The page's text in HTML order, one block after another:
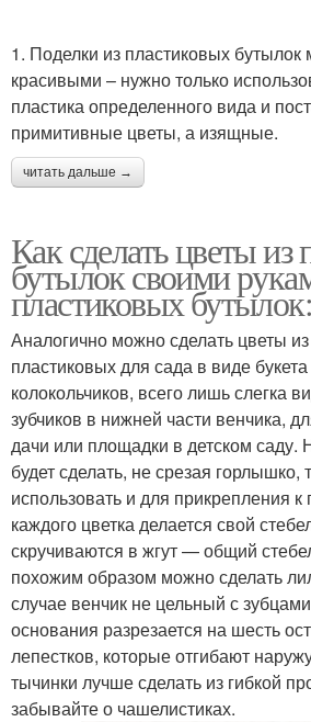
1. Поделки из пластиковых бутылок
красивыми – нужно только
пластика определенного вида и
примитивные цветы, а изящные.
читать дальше →
Как сделать цветы из
бутылок своими
пластиковых
Аналогично можно сделать цветы
пластиковых для сада в виде
колокольчиков, всего лишь слегка
зубчиков в нижней части венчика,
дачи или площадки в детском
будет сделать, не срезая горлышко,
использовать и для прикрепления
каждого цветка делается свой
скручиваются в жгут — общий
похожим образом можно сделать
случае венчик не цельный с
основания разрезается на шесть
лепестков, которые отгибают
тычинки лучше сделать из гибкой
забывайте о чашелистиках.